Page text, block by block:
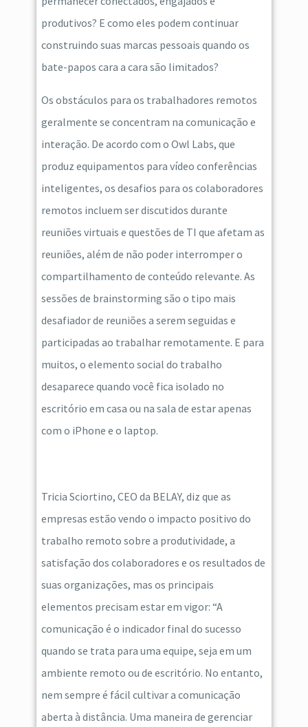
produtivos? E como eles podem continuar
construindo suas marcas pessoais quando os
bate-papos cara a cara são limitados?
Os obstáculos para os trabalhadores remotos
geralmente se concentram na comunicação e
interação. De acordo com o Owl Labs, que
produz equipamentos para vídeo conferências
inteligentes, os desafios para os colaboradores
remotos incluem ser discutidos durante
reuniões virtuais e questões de TI que afetam as
reuniões, além de não poder interromper o
compartilhamento de conteúdo relevante. As
sessões de brainstorming são o tipo mais
desafiador de reuniões a serem seguidas e
participadas ao trabalhar remotamente. E para
muitos, o elemento social do trabalho
desaparece quando você fica isolado no
escritório em casa ou na sala de estar apenas
com o iPhone e o laptop.
Tricia Sciortino, CEO da BELAY, diz que as
empresas estão vendo o impacto positivo do
trabalho remoto sobre a produtividade, a
satisfação dos colaboradores e os resultados de
suas organizações, mas os principais
elementos precisam estar em vigor: “A
comunicação é o indicador final do sucesso
quando se trata para uma equipe, seja em um
ambiente remoto ou de escritório. No entanto,
nem sempre é fácil cultivar a comunicação
aberta à distância. Uma maneira de gerenciar